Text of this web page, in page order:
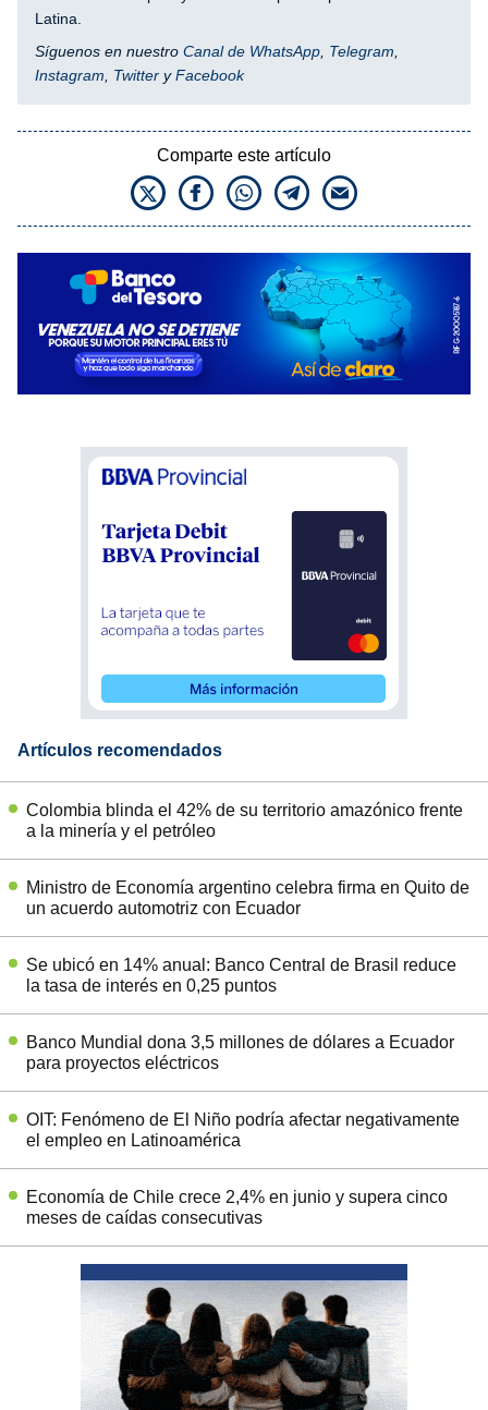
Latina.
Síguenos en nuestro Canal de WhatsApp Telegram
Instagram
Twitter yFacebook
Comparte este artículo
Artículos recomendados
Colombia blinda el 42% de su territorio amazónico frente
a la minería y el petróleo
Ministro de Economía argentino celebra firma en Quito de
un acuerdo automotriz con Ecuador
Se ubicó en 14% anual: Banco Central de Brasil reduce
la tasa de interés en 0,25 puntos
Banco Mundial dona 3,5 millones de dólares a Ecuador
para proyectos eléctricos
OIT: Fenómeno de El Niño podría afectar negativamente
el empleo en Latinoamérica
Economía de Chile crece 2,4% en junio y supera cinco
meses de caídas consecutivas